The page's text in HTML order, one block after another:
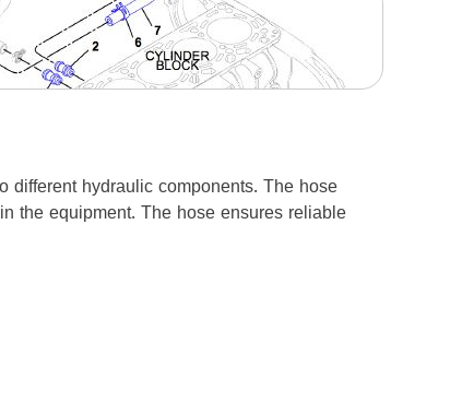
hydraulic components. The hose
the equipment. The hose ensures reliable